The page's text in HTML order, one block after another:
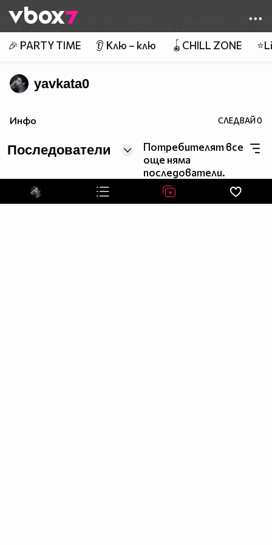
👾
🎉 PARTY TIME 👂 Клю – клю 🪀CHILL ZONE
yavkata0
Инфо СЛЕДВАЙ0
Последователи
Потребителят все
още няма
последователи.